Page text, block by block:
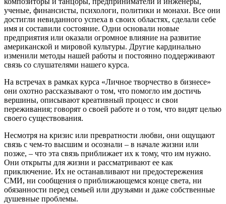
ученые, финансисты, психологи, политики и монахи. Все они
достигли невиданного успеха в своих областях, сделали себе
имя и составили состояние. Одни основали новые
предприятия или оказали огромное влияние на развитие
американской и мировой культуры. Другие кардинально
изменили методы нашей работы и постоянно поддерживают
связь со слушателями нашего курса.
На встречах в рамках курса «Личное творчество в бизнесе»
они охотно рассказывают о том, что помогло им достичь
вершины, описывают креативный процесс и свои
переживания; говорят о своей работе и о том, что видят целью
своего существования.
Несмотря на кризис или превратности любви, они ощущают
связь с чем-то высшим и осознали – в начале жизни или
позже, – что эта связь приближает их к тому, что им нужно.
Они открыты для жизни и рассматривают ее как
приключение. Их не останавливают ни предостережения
СМИ, ни сообщения о приближающемся конце света, ни
обязанности перед семьей или друзьями и даже собственные
душевные проблемы.